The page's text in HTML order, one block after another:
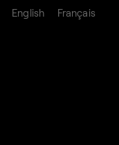
English Français